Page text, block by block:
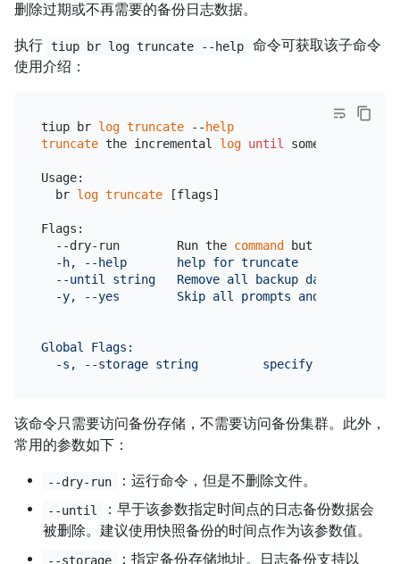
删除过期或不再需要的备份日志数据。
执行 tiup br log truncate --help
命令可获取该子命令
使用介绍：
tiup br log truncate -- help
truncate the incremental log until sometime.
Usage:
  br
log truncate [flags]
Flags:
  --dry-run        Run the
command but don
  -h, --help       help for truncate
--until string   Remove all backup data until
-y, --yes        Skip all prompts and always
Global Flags:
该命令只需要访问备份存储，不需要访问备份集群。此外，
常用的参数如下：
--dry-run ：运行命令，但是不删除文件。
--until
：早于该参数指定时间点的日志备份数据会
被删除。建议使用快照备份的时间点作为该参数值。
--storage
：指定备份存储地址。日志备份支持以